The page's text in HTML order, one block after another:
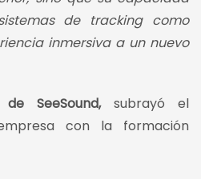
de tracking como
inmersiva a un nuevo
SeeSound,subrayó el
con la formación